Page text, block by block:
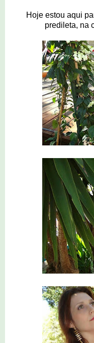
Hoje estou aqui
predileta, na